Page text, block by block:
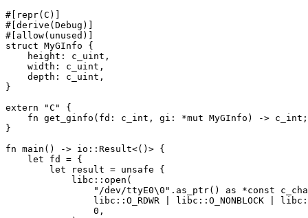
#[repr(C)]
#[derive(Debug)]
#[allow(unused)]
struct MyGInfo {
    height: c_uint,
    width: c_uint,
    depth: c_uint,
}
extern "C" {
    fn get_ginfo(fd: c_int, gi: *mut MyGInfo) -> c_int;
}
fn main() -> io::Result<()> {
    let fd = {
        let result = unsafe {
            libc::open(
"/dev/ttyE0\0".as_ptr() as *const
libc::O_RDWR | libc::O_NONBLOCK |
                0,